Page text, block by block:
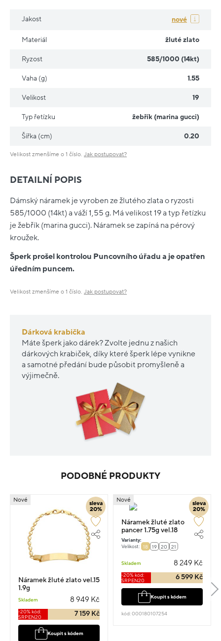
DETAILNÍ POPIS
Dámský náramek je vyroben ze žlutého zlata o ryzosti
585/1000 (14kt) a váží 1,55 g. Má velikost 19 a typ řetízku
je žebřík (marina gucci). Náramek se zapíná na pérový
kroužek.
Šperk prošel kontrolou Puncovního úřadu a je opatřen
úředním puncem.
Velikost zmenšíme o 1 číslo. Jak postupovat?
Dárková krabička
Máte šperk jako dárek? Zvolte jednu z našich
dárkových krabiček, díky které šperk lépe vynikne
a samotné předání bude působit promyšleně a
výjimečně.
Jakost nové
Materiál žluté zlato
Ryzost 585/1000 (14kt)
Vaha (g) 1.55
Velikost 19
Typ řetízku žebřík (marina gucci)
Šířka (cm) 0.20
Velikost zmenšíme o 1 číslo. Jak postupovat?
PODOBNÉ PRODUKTY
sleva
20%
Nové
Náramek žluté zlato vel.15
1.9g
Skladem 8 949 Kč
-20% kód:
SRPEN20
7 159 Kč
Koupit s kódem
sleva
20%
Nové
Náramek žluté zlato
pancer 1.75g vel.18
Varianty:
Velikost:
18 19 20 21
Skladem 8 249 Kč
-20% kód:
SRPEN20
6 599 Kč
Koupit s kódem
kód: 000180107254